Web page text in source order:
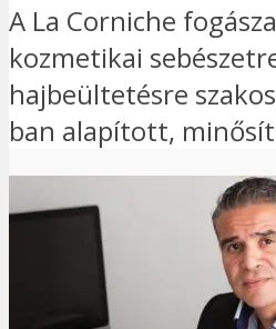
A La Corniche
kozmetikai
hajbeültetésre
ban alapított,